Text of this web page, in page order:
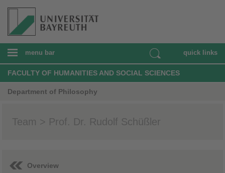
menu bar quick links
FACULTY OF HUMANITIES AND SOCIAL SCIENCES
Department of Philosophy
Team > Prof. Dr. Rudolf Schüßler
Overview